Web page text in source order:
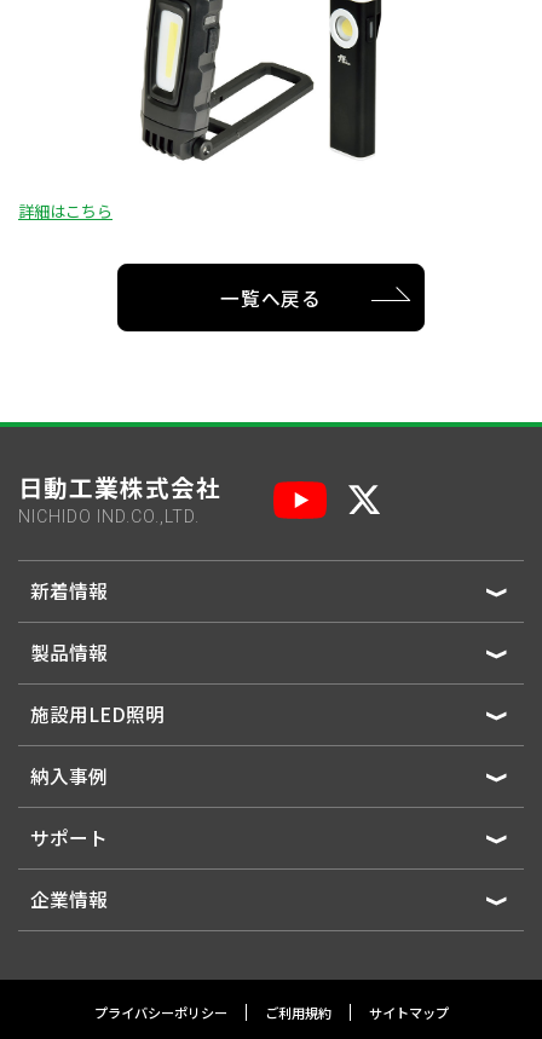
詳細はこちら
一覧へ戻る
日動工業株式会社
NICHIDO IND.CO.,LTD.
新着情報
製品情報
施設用LED照明
納入事例
サポート
企業情報
プライバシーポリシー ご利用規約 サイトマップ